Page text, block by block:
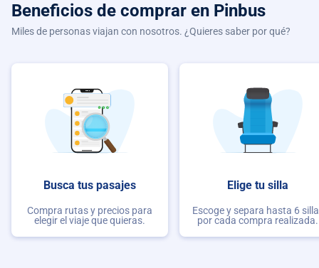
Beneficios de comprar en Pinbus
Miles de personas viajan con nosotros. ¿Quieres saber por qué?
Busca tus pasajes
Compra rutas y precios para
elegir el viaje que quieras.
Elige tu silla
Escoge y separa hasta 6
por cada compra realizada.